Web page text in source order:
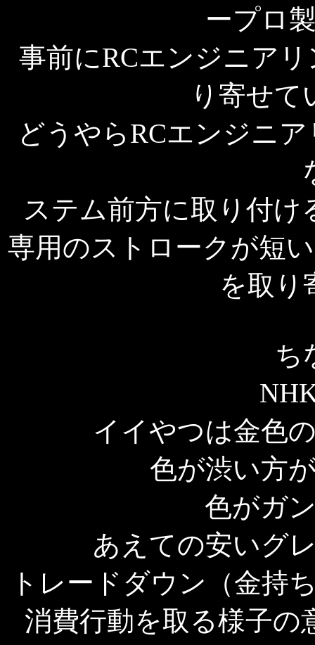
ープロ
事前にRCエンジニア
り寄せて
どうやらRCエンジニ
ステム前方に取り付
専用のストロークが短
を取り
ち
イイやつは金色
色が渋い方
色がガ
あえての安いグ
トレードダウン（金持
消費行動を取る様子